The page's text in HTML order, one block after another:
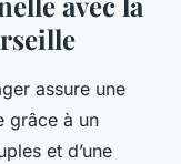
assure une
grâce à un
et d’une